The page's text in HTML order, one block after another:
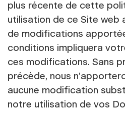
plus récente de cette
utilisation de ce Site web
de modifications
conditions impliquera
ces modifications. Sans
précède, nous
aucune modification
notre utilisation de vos